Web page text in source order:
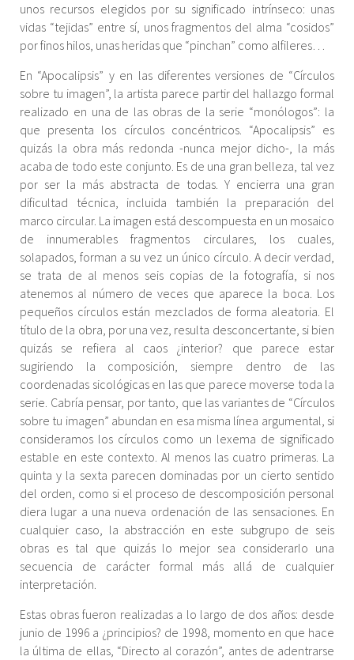
unos recursos elegidos por su significado intrínseco: unas
vidas “tejidas” entre sí, unos fragmentos del alma “cosidos”
por finos hilos, unas heridas que “pinchan” como alfileres…
En “Apocalipsis” y en las diferentes versiones de “Círculos
sobre tu imagen”, la artista parece partir del hallazgo formal
realizado en una de las obras de la serie “monólogos”: la
que presenta los círculos concéntricos. “Apocalipsis” es
quizás la obra más redonda -nunca mejor dicho-, la más
acaba de todo este conjunto. Es de una gran belleza, tal vez
por ser la más abstracta de todas. Y encierra una gran
dificultad técnica, incluida también la preparación del
marco circular. La imagen está descompuesta en un mosaico
de innumerables fragmentos circulares, los cuales,
solapados, forman a su vez un único círculo. A decir verdad,
se trata de al menos seis copias de la fotografía, si nos
atenemos al número de veces que aparece la boca. Los
pequeños círculos están mezclados de forma aleatoria. El
título de la obra, por una vez, resulta desconcertante, si bien
quizás se refiera al caos ¿interior? que parece estar
sugiriendo la composición, siempre dentro de las
coordenadas sicológicas en las que parece moverse toda la
serie. Cabría pensar, por tanto, que las variantes de “Círculos
sobre tu imagen” abundan en esa misma línea argumental, si
consideramos los círculos como un lexema de significado
estable en este contexto. Al menos las cuatro primeras. La
quinta y la sexta parecen dominadas por un cierto sentido
del orden, como si el proceso de descomposición personal
diera lugar a una nueva ordenación de las sensaciones. En
cualquier caso, la abstracción en este subgrupo de seis
obras es tal que quizás lo mejor sea considerarlo una
secuencia de carácter formal más allá de cualquier
interpretación.
Estas obras fueron realizadas a lo largo de dos años: desde
junio de 1996 a ¿principios? de 1998, momento en que hace
la última de ellas, “Directo al corazón”, antes de adentrarse